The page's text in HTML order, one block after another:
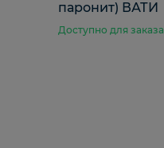
паронит) ВАТИ
Доступно для заказа